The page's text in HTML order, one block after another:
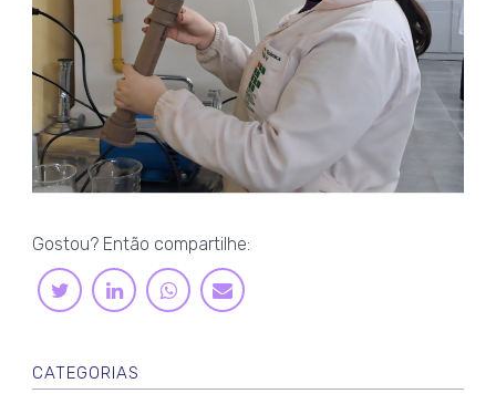
Gostou? Então compartilhe:
TWITTERLINKEDINWHATSAPP
E-
MAIL
CATEGORIAS